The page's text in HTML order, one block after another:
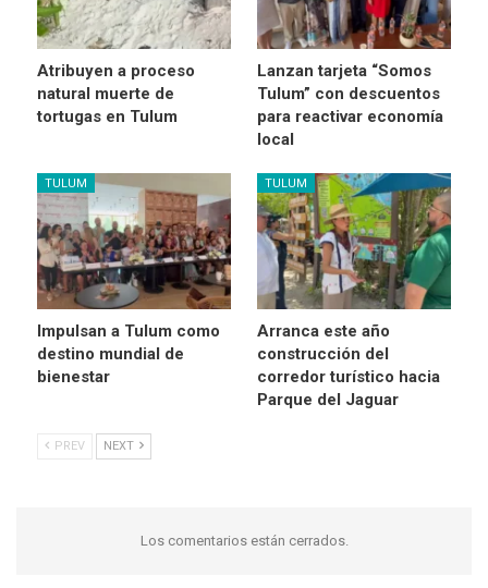
Atribuyen a proceso
natural muerte de
tortugas en Tulum
Lanzan tarjeta “Somos
Tulum” con descuentos
para reactivar economía
local
TULUM
Impulsan a Tulum como
destino mundial de
bienestar
TULUM
Arranca este año
construcción del
corredor turístico hacia
Parque del Jaguar
PREV NEXT
Los comentarios están cerrados.